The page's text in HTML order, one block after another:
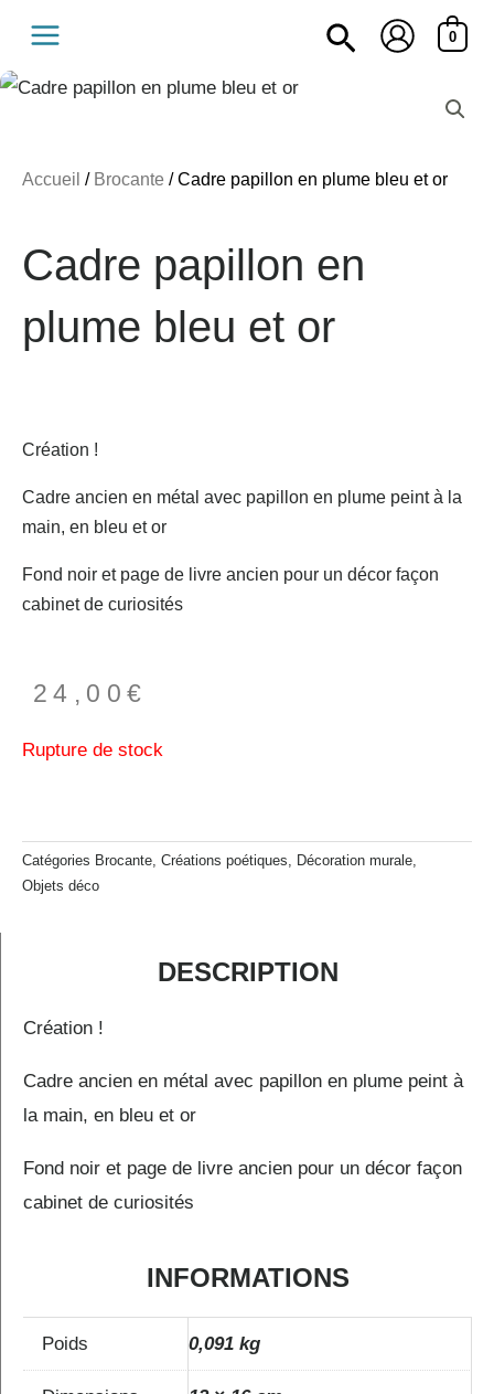
contenu
0
Accueil / Brocante / Cadre papillon en plume bleu et or
Cadre papillon en
plume bleu et or
Création !
Cadre ancien en métal avec papillon en plume peint à la
main, en bleu et or
Fond noir et page de livre ancien pour un décor façon
cabinet de curiosités
24,00 €
Rupture de stock
Catégories Brocante, Créations poétiques, Décoration murale,
Objets déco
DESCRIPTION
Création !
Cadre ancien en métal avec papillon en plume peint à
la main, en bleu et or
Fond noir et page de livre ancien pour un décor façon
cabinet de curiosités
INFORMATIONS
Poids 0,091 kg